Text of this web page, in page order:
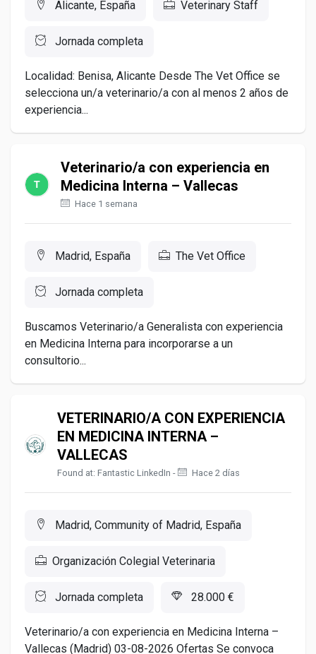
Alicante, España Veterinary Staff
Jornada completa
Localidad: Benisa, Alicante Desde The Vet Office se
selecciona un/a veterinario/a con al menos 2 años de
experiencia...
Veterinario/a con experiencia en
Medicina Interna – Vallecas
Hace 1 semana
Madrid, España The Vet Office
Jornada completa
Buscamos Veterinario/a Generalista con experiencia
en Medicina Interna para incorporarse a un
consultorio...
VETERINARIO/A CON EXPERIENCIA
EN MEDICINA INTERNA –
VALLECAS
Found at: Fantastic LinkedIn - Hace 2 días
Madrid, Community of Madrid, España
Organización Colegial Veterinaria
Jornada completa 28.000 €
Veterinario/a con experiencia en Medicina Interna –
Vallecas (Madrid) 03-08-2026 Ofertas Se convoca